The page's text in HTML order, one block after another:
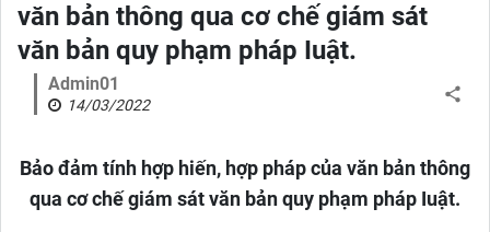
văn bản thông qua cơ chế giám sát
văn bản quy phạm pháp Iuật.
Admin01
14/03/2022
Bảo đảm tính hợp hiến, hợp pháp của văn bản thông
qua cơ chế giám sát văn bản quy phạm pháp Iuật.